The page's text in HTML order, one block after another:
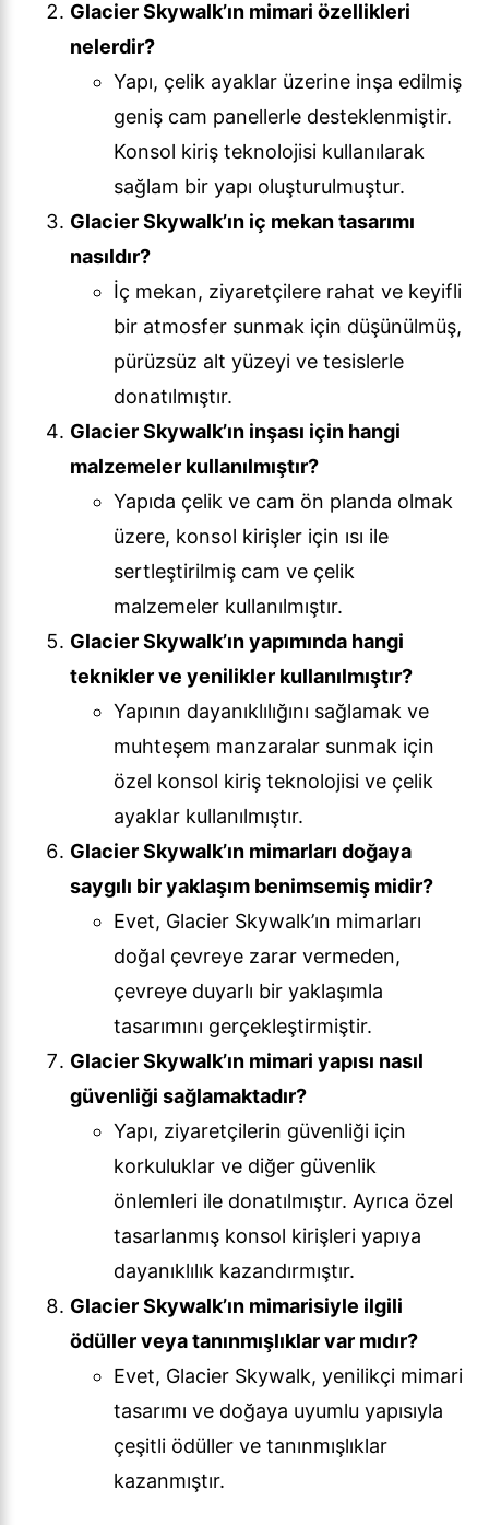
Glacier Skywalk’ın mimari özellikleri
nelerdir?
Yapı, çelik ayaklar üzerine inşa edilmiş
geniş cam panellerle desteklenmiştir.
Konsol kiriş teknolojisi kullanılarak
sağlam bir yapı oluşturulmuştur.
Glacier Skywalk’ın iç mekan tasarımı
nasıldır?
İç mekan, ziyaretçilere rahat ve keyifli
bir atmosfer sunmak için düşünülmüş,
pürüzsüz alt yüzeyi ve tesislerle
donatılmıştır.
Glacier Skywalk’ın inşası için hangi
malzemeler kullanılmıştır?
Yapıda çelik ve cam ön planda olmak
üzere, konsol kirişler için ısı ile
sertleştirilmiş cam ve çelik
malzemeler kullanılmıştır.
Glacier Skywalk’ın yapımında hangi
teknikler ve yenilikler kullanılmıştır?
Yapının dayanıklılığını sağlamak ve
muhteşem manzaralar sunmak için
özel konsol kiriş teknolojisi ve çelik
ayaklar kullanılmıştır.
Glacier Skywalk’ın mimarları doğaya
saygılı bir yaklaşım benimsemiş midir?
Evet, Glacier Skywalk’ın mimarları
doğal çevreye zarar vermeden,
çevreye duyarlı bir yaklaşımla
tasarımını gerçekleştirmiştir.
Glacier Skywalk’ın mimari yapısı nasıl
güvenliği sağlamaktadır?
Yapı, ziyaretçilerin güvenliği için
korkuluklar ve diğer güvenlik
önlemleri ile donatılmıştır. Ayrıca özel
tasarlanmış konsol kirişleri yapıya
dayanıklılık kazandırmıştır.
Glacier Skywalk’ın mimarisiyle ilgili
ödüller veya tanınmışlıklar var mıdır?
Evet, Glacier Skywalk, yenilikçi mimari
tasarımı ve doğaya uyumlu yapısıyla
çeşitli ödüller ve tanınmışlıklar
kazanmıştır.